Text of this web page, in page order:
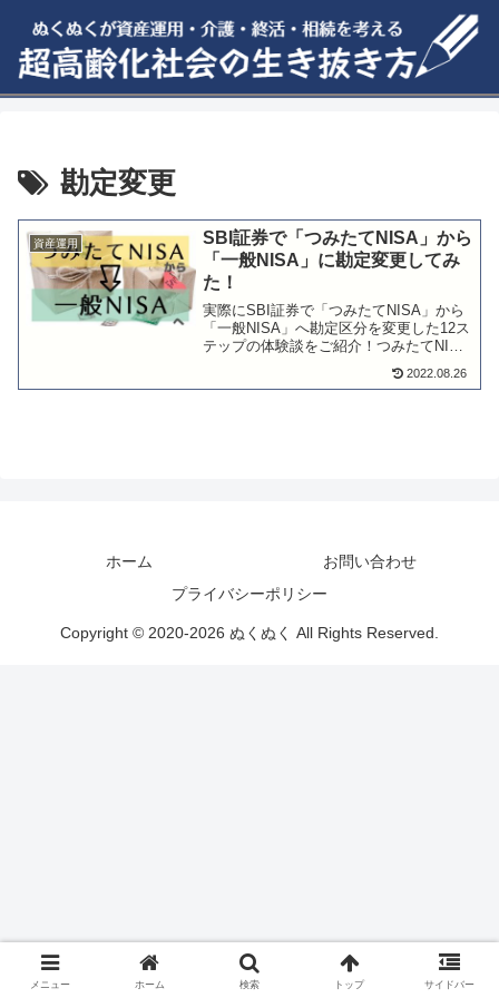
勘定変更
資産運用
SBI証券で「つみたてNISA」から
「一般NISA」に勘定変更してみ
た！
実際にSBI証券で「つみたてNISA」から
「一般NISA」へ勘定区分を変更した12ス
テップの体験談をご紹介！つみたてNISA
必要な期間、つみたてNISA枠の残りや積
2022.08.26
ホーム
お問い合わせ
プライバシーポリシー
Copyright © 2020-2026 ぬくぬく All Rights Reserved.
メニュー ホーム 検索 トップ サイドバー